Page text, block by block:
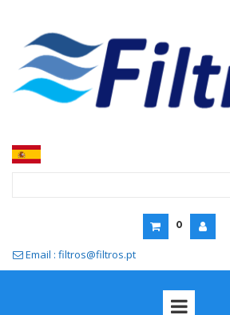
0
 Email : filtros@filtros.pt